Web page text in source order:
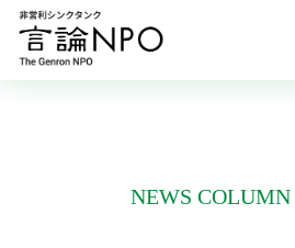
NEWS COLUMN